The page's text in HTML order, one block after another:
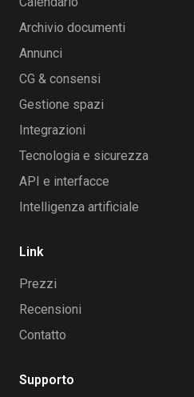
Archivio documenti
Annunci
CG & consensi
Gestione spazi
Integrazioni
Tecnologia e sicurezza
API e interfacce
Intelligenza artificiale
Link
Prezzi
Recensioni
Contatto
Supporto